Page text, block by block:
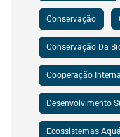
Conservação
Conservação Da
Cooperação
Desenvolvimento
Ecossistemas